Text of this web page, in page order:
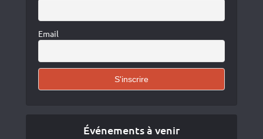
Email
Événements à venir